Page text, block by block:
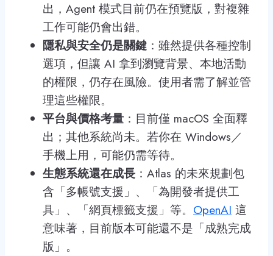
出，Agent 模式目前仍在預覽版，對複雜
工作可能仍會出錯。
隱私與安全仍是關鍵 ：雖然提供各種控制
選項，但讓 AI 拿到瀏覽背景、本地活動
的權限，仍存在風險。使用者需了解並管
理這些權限。
平台與價格考量 ：目前僅 macOS 全面釋
出；其他系統尚未。若你在 Windows／
手機上用，可能仍需等待。
生態系統還在成長 ：Atlas 的未來規劃包
含「多帳號支援」、「為開發者提供工
具」、「網頁標籤支援」等。 OpenAI 這
意味著，目前版本可能還不是「成熟完成
版」。